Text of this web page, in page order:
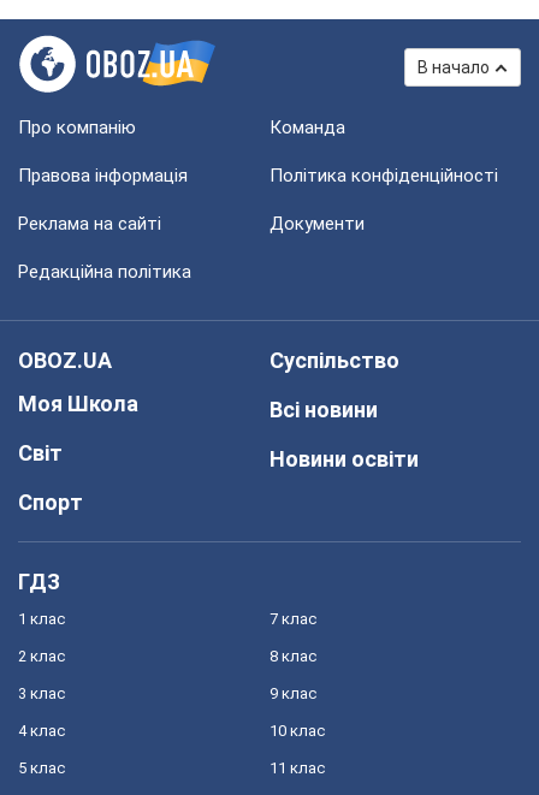
В начало
Про компанію Команда
Правова інформація Політика конфіденційності
Реклама на сайті Документи
Редакційна політика
OBOZ.UA
Моя Школа
Світ
Спорт
Суспільство
Всі новини
Новини освіти
ГДЗ
1 клас
2 клас
3 клас
4 клас
5 клас
7 клас
8 клас
9 клас
10 клас
11 клас